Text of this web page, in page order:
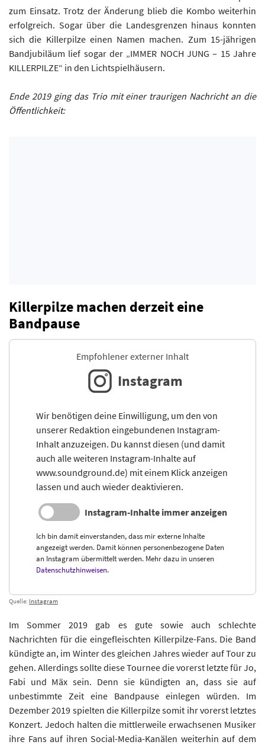
zum Einsatz. Trotz der Änderung blieb die Kombo weiterhin
erfolgreich. Sogar über die Landesgrenzen hinaus konnten
sich die Killerpilze einen Namen machen. Zum 15-jährigen
Bandjubiläum lief sogar der „IMMER NOCH JUNG – 15 Jahre
KILLERPILZE“ in den Lichtspielhäusern.
Ende 2019 ging das Trio mit einer traurigen Nachricht an die
Öffentlichkeit:
Killerpilze machen derzeit eine
Bandpause
Empfohlener externer Inhalt
Instagram
Wir benötigen deine Einwilligung, um den von
unserer Redaktion eingebundenen Instagram-
Inhalt anzuzeigen. Du kannst diesen (und damit
auch alle weiteren Instagram-Inhalte auf
www.soundground.de) mit einem Klick anzeigen
lassen und auch wieder deaktivieren.
Instagram-Inhalte immer anzeigen
Ich bin damit einverstanden, dass mir externe Inhalte
angezeigt werden. Damit können personenbezogene Daten
an Instagram übermittelt werden. Mehr dazu in unseren
Datenschutzhinweisen.
Quelle: Instagram
Im Sommer 2019 gab es gute sowie auch schlechte
Nachrichten für die eingefleischten Killerpilze-Fans. Die Band
kündigte an, im Winter des gleichen Jahres wieder auf Tour zu
gehen. Allerdings sollte diese Tournee die vorerst letzte für Jo,
Fabi und Mäx sein. Denn sie kündigten an, dass sie auf
unbestimmte Zeit eine Bandpause einlegen würden. Im
Dezember 2019 spielten die Killerpilze somit ihr vorerst letztes
Konzert. Jedoch halten die mittlerweile erwachsenen Musiker
ihre Fans auf ihren Social-Media-Kanälen weiterhin auf dem